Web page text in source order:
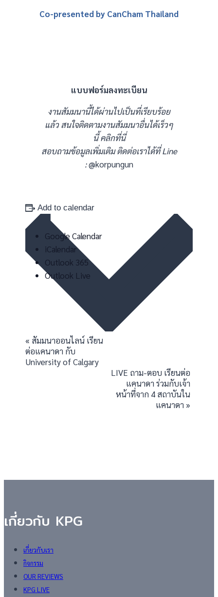
Co-presented by CanCham Thailand
แบบฟอร์มลงทะเบียน
งานสัมมนานี้ได้ผ่านไปเป็นที่เรียบร้อย
แล้ว สนใจติดตามงานสัมมนาอื่นได้เร็วๆ
นี้คลิกที่นี่
สอบถามข้อมูลเพิ่มเติม ติดต่อเราได้ที่ Line
:@korpungun
Add to calendar
Google Calendar
iCalendar
Outlook 365
Outlook Live
Event
Navigation
« สัมมนาออนไลน์ เรียน
ต่อแคนาดา กับ
University of Calgary
LIVE ถาม-ตอบ เรียนต่อ
แคนาดา ร่วมกับเจ้า
หน้าที่จาก 4 สถาบันใน
แคนาดา »
เกี่ยวกับ KPG
เกี่ยวกับเรา
กิจกรรม
OUR REVIEWS
KPG LIVE